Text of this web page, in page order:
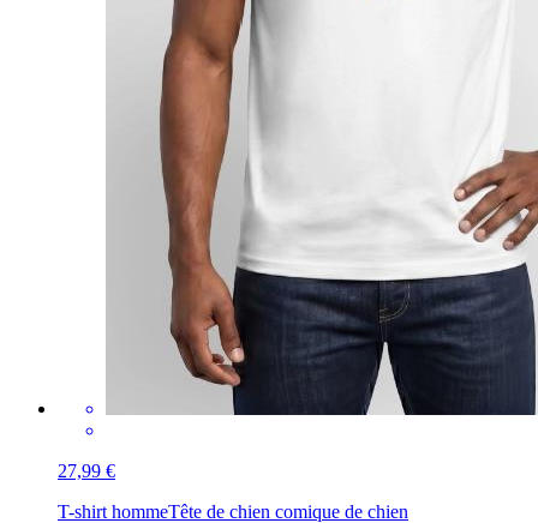
27,99 €
T-shirt hommeTête de chien comique de chien